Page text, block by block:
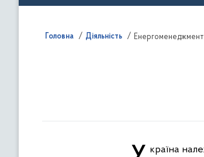
Головна Діяльність Енергоменеджмент